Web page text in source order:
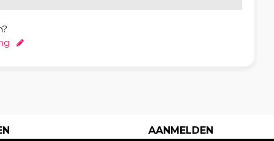
AANMELDEN